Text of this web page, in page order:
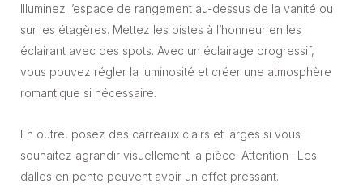
Illuminez l’espace de rangement au-dessus de la vanité ou
sur les étagères. Mettez les pistes à l’honneur en les
éclairant avec des spots. Avec un éclairage progressif,
vous pouvez régler la luminosité et créer une atmosphère
romantique si nécessaire.
En outre, posez des carreaux clairs et larges si vous
souhaitez agrandir visuellement la pièce. Attention : Les
dalles en pente peuvent avoir un effet pressant.